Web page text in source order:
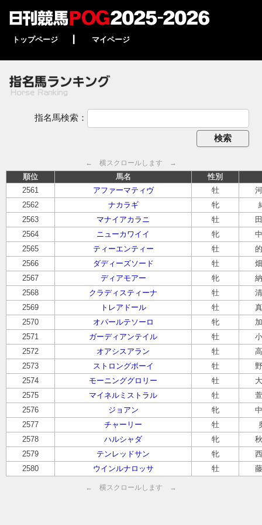
トップページ マイページ
指名馬検索：
← 横スクロールします →
順位 馬名
性別
2561
アファーマティヴ 牡
2562
ナカラギ 牝
2563
マナイアカラニ 牡
2564
ニューカワイイ 牝
2565
ティーエンティー 牡
2566
ダディーズソード 牡
2567
ディアモアー 牝
2568
クラディスティーナ 牡
2569
トレアドール 牡
2570
オパールテソーロ 牝
2571
ガーディアンテイル 牡
2572
オアシスアラン 牡
2573
ストロングボーイ 牡
2574
モーニンググロリー 牡
2575
マイネルミストラル 牡
2576
ジョアン 牝
2577
チャーリー 牡
2578
ハルシャダ 牝
2579
テンレッドサン 牝
2580
ウインルナロッサ 牡
← 横スクロールします →